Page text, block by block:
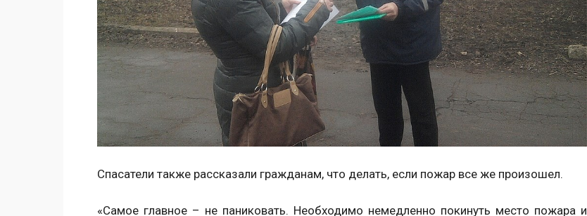
Спасатели также рассказали гражданам, что делать, если пожар все же произошел.
«Самое главное – не паниковать. Необходимо немедленно покинуть место пожара и